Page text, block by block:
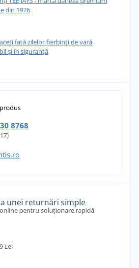
din 1976
față zilelor fierbinți de vară
și în siguranță
8768
unei returnări simple
pentru soluționare rapidă
Lei